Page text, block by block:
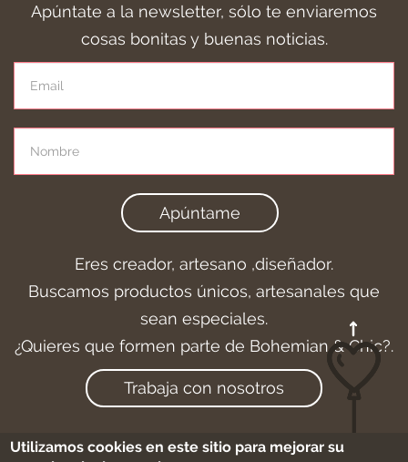
Apúntate a la newsletter, sólo te enviaremos
cosas bonitas y buenas noticias.
Apúntame
Eres creador, artesano ,diseñador.
Buscamos productos únicos, artesanales que
sean especiales.
¿Quieres que formen parte de Bohemian & Chic?.
Trabaja con nosotros
Utilizamos cookies en este sitio para mejorar su